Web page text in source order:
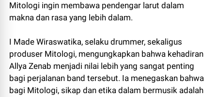
Mitologi ingin membawa pendengar larut dalam
makna dan rasa yang lebih dalam.
I Made Wiraswatika, selaku drummer, sekaligus
produser Mitologi, mengungkapkan bahwa kehadiran
Allya Zenab menjadi nilai lebih yang sangat penting
bagi perjalanan band tersebut. Ia menegaskan bahwa
bagi Mitologi, sikap dan etika dalam bermusik adalah